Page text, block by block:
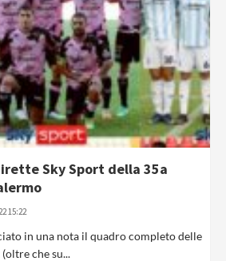
Sky Sport della 35a
15:22
in una nota il quadro completo delle
che su...